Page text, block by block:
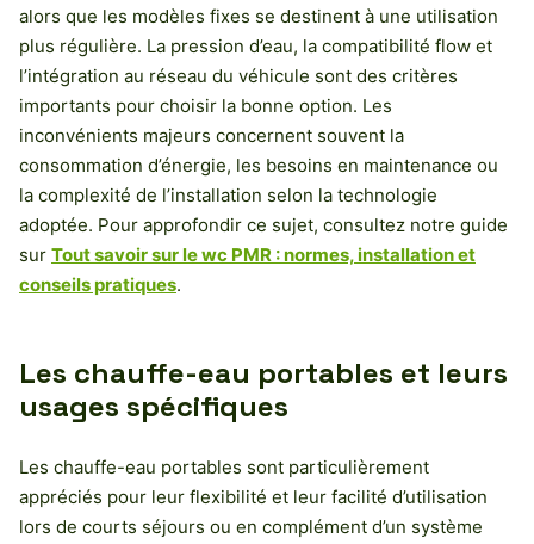
alors que les modèles fixes se destinent à une utilisation
plus régulière. La pression d’eau, la compatibilité flow et
l’intégration au réseau du véhicule sont des critères
importants pour choisir la bonne option. Les
inconvénients majeurs concernent souvent la
consommation d’énergie, les besoins en maintenance ou
la complexité de l’installation selon la technologie
adoptée. Pour approfondir ce sujet, consultez notre guide
sur Tout savoir sur le wc PMR : normes, installation et
conseils pratiques.
Les chauffe-eau portables et leurs
usages spécifiques
Les chauffe-eau portables sont particulièrement
appréciés pour leur flexibilité et leur facilité d’utilisation
lors de courts séjours ou en complément d’un système